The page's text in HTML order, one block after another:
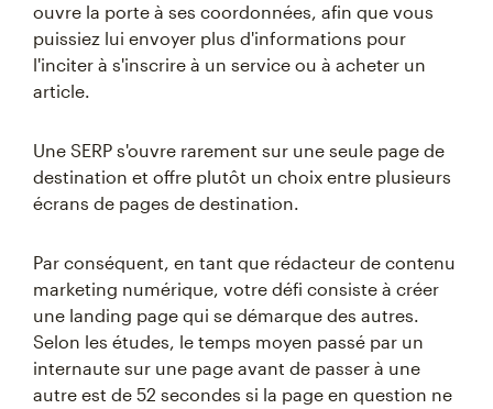
ouvre la porte à ses coordonnées, afin que vous
puissiez lui envoyer plus d'informations pour
l'inciter à s'inscrire à un service ou à acheter un
article.
Une SERP s'ouvre rarement sur une seule page de
destination et offre plutôt un choix entre plusieurs
écrans de pages de destination.
Par conséquent, en tant que rédacteur de contenu
marketing numérique, votre défi consiste à créer
une landing page qui se démarque des autres.
Selon les études, le temps moyen passé par un
internaute sur une page avant de passer à une
autre est de 52 secondes si la page en question ne